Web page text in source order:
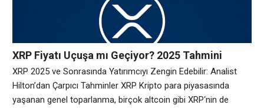
gizliliğe ve faydaya dayalı projeleri desteklediğini ifade
XRP Fiyatı Uçuşa mı Geçiyor? 2025 Tahmini
Yatırımcıları Heyecanlandırdı!
XRP 2025 ve Sonrasında Yatırımcıyı Zengin Edebilir: Analist
Hilton’dan Çarpıcı Tahminler XRP Kripto para piyasasında
yaşanan genel toparlanma, birçok altcoin gibi XRP‘nin de